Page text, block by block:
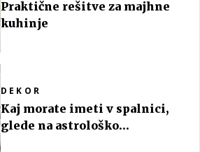
Praktične rešitve za majhne
kuhinje
DEKOR
Kaj morate imeti v spalnici,
glede na astrološko